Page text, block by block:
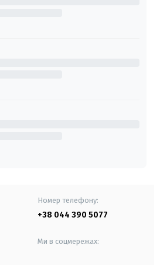
Номер телефону:
+38 044 390 5077
Ми в соцмережах: